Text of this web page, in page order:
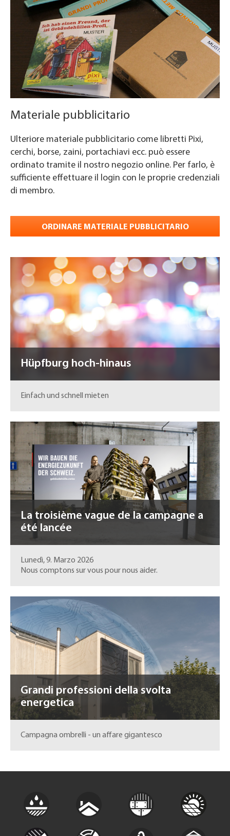
Materiale pubblicitario
Ulteriore materiale pubblicitario come libretti Pixi,
cerchi, borse, zaini, portachiavi ecc. può essere
ordinato tramite il nostro negozio online. Per farlo, è
sufficiente effettuare il login con le proprie credenziali
di membro.
ORDINARE MATERIALE PUBBLICITARIO
Hüpfburg hoch-hinaus
Einfach und schnell mieten
La troisième vague de la campagne a
été lancée
Lunedì, 9. Marzo 2026
Nous comptons sur vous pour nous aider.
Grandi professioni della svolta
energetica
Campagna ombrelli - un affare gigantesco